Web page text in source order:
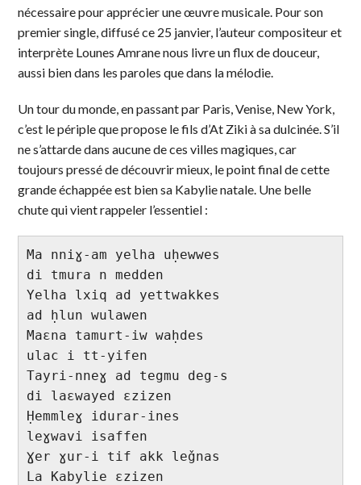
nécessaire pour apprécier une œuvre musicale. Pour son
premier single, diffusé ce 25 janvier, l’auteur compositeur et
interprète Lounes Amrane nous livre un flux de douceur,
aussi bien dans les paroles que dans la mélodie.
Un tour du monde, en passant par Paris, Venise, New York,
c’est le périple que propose le fils d’At Ziki à sa dulcinée. S’il
ne s’attarde dans aucune de ces villes magiques, car
toujours pressé de découvrir mieux, le point final de cette
grande échappée est bien sa Kabylie natale. Une belle
chute qui vient rappeler l’essentiel :
Ma nniɣ-am yelha uḥewwes
di tmura n medden
Yelha lxiq ad yettwakkes
ad ḥlun wulawen
Maɛna tamurt-iw waḥdes
ulac i tt-yifen
Tayri-nneɣ ad tegmu deg-s
di laɛwayed ɛzizen
Ḥemmleɣ idurar-ines
leɣwavi isaffen
Ɣer ɣur-i tif akk leǧnas
La Kabylie ɛzizen